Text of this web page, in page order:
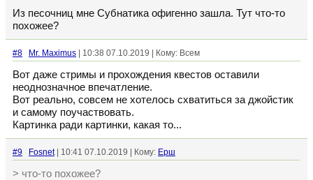
Из песочниц мне Субнатика офигенно зашла. Тут что-то
похожее?
#8 Mr. Maximus | 10:38 07.10.2019 | Кому: Всем
Вот даже стримы и прохождения квестов оставили
неоднозначное впечатление.
Вот реально, совсем не хотелось схватиться за джойстик
и самому поучаствовать.
Картинка ради картинки, какая то...
#9 Fosnet| 10:41 07.10.2019 | Кому: Ерш
> что-то похожее?